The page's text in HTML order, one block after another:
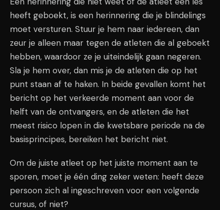
heeft geboekt, is een herinnering die je blindelings
moet versturen. Stuur je hem naar iedereen, dan
zeur je alleen maar tegen de atleten die al geboekt
hebben, waardoor ze je uiteindelijk gaan negeren.
Sla je hem over, dan mis je de atleten die op het
punt staan af te haken. In beide gevallen komt het
bericht op het verkeerde moment aan voor de
helft van de ontvangers, en de atleten die het
meest risico lopen in die kwetsbare periode na de
basisprincipes, bereiken het bericht niet.
Om de juiste atleet op het juiste moment aan te
sporen, moet je één ding zeker weten: heeft deze
persoon zich al ingeschreven voor een volgende
cursus, of niet?